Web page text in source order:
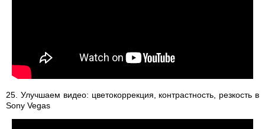
25. Улучшаем видео: цветокоррекция, контрастность, резкость в
Sony Vegas